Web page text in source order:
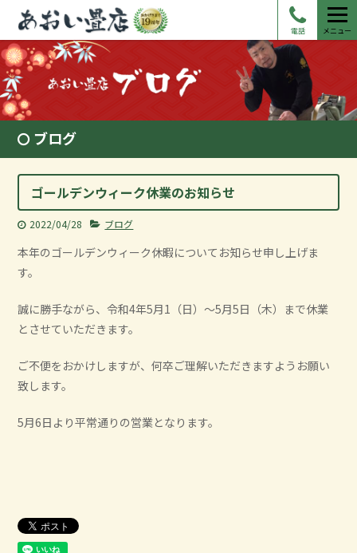
電話 メニュー
ブログ
ゴールデンウィーク休業のお知らせ
2022/04/28 ブログ
本年のゴールデンウィーク休暇についてお知らせ申し上げま
す。
誠に勝手ながら、令和4年5月1（日）～5月5日（木）まで休業
とさせていただきます。
ご不便をおかけしますが、何卒ご理解いただきますようお願い
致します。
5月6日より平常通りの営業となります。